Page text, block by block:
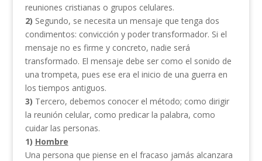
reuniones cristianas o grupos celulares.
2) Segundo, se necesita un mensaje que tenga dos
condimentos: convicción y poder transformador. Si el
mensaje no es firme y concreto, nadie será
transformado. El mensaje debe ser como el sonido de
una trompeta, pues ese era el inicio de una guerra en
los tiempos antiguos.
3) Tercero, debemos conocer el método; como dirigir
la reunión celular, como predicar la palabra, como
cuidar las personas.
1) Hombre
Una persona que piense en el fracaso jamás alcanzara